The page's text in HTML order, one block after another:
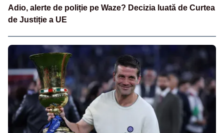
Adio, alerte de poliție pe Waze? Decizia luată de Curtea
de Justiție a UE